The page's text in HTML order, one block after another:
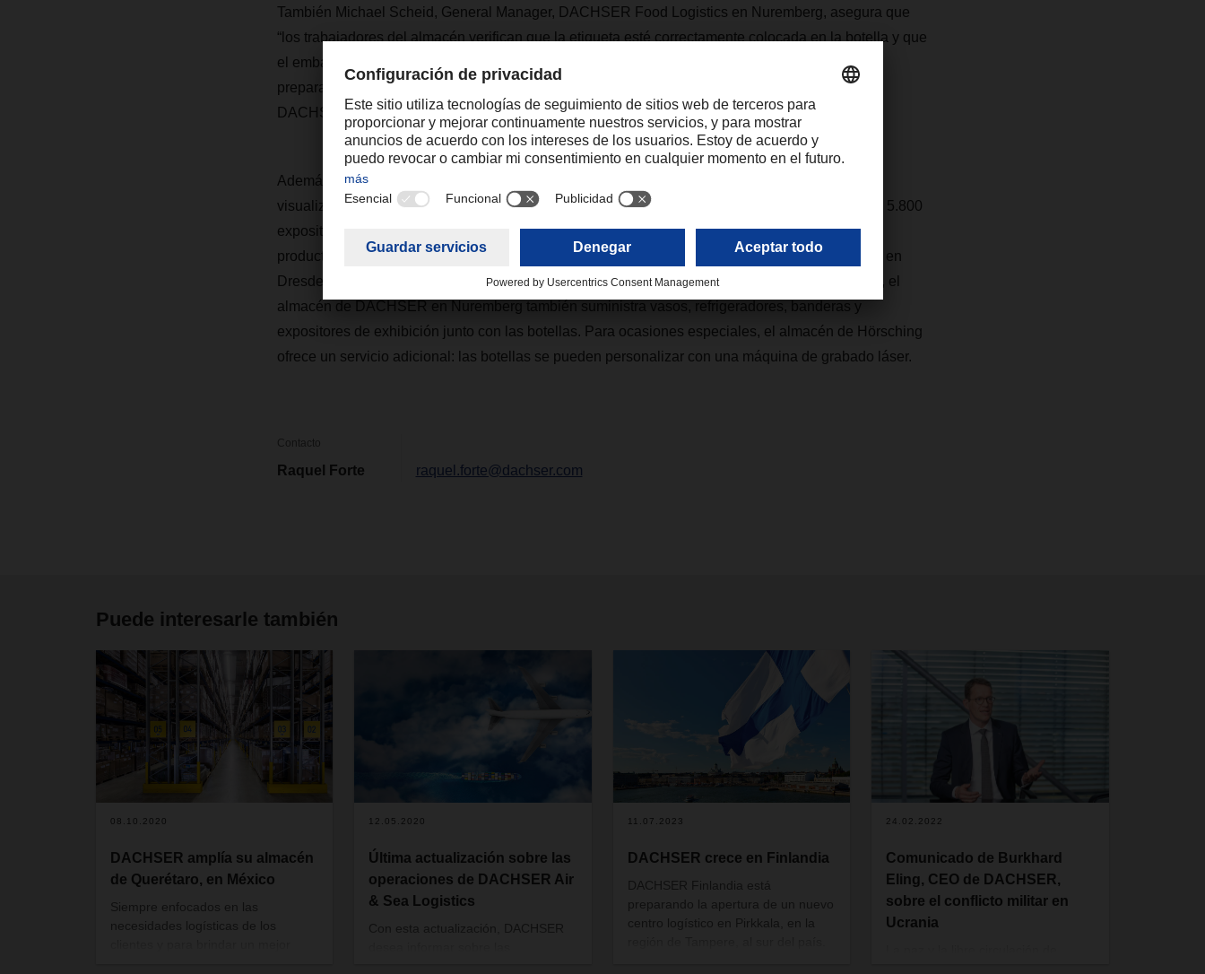
También Michael Scheid, General Manager, DACHSER Food Logistics en Nuremberg, asegura que
“los trabajadores del almacén verifican que la etiqueta esté correctamente colocada en la botella y que
el embalaje esté en perfectas condiciones”. Si todo está perfecto, los paquetes para regalo se
preparan con un mensaje personalizado y se envían a través del servicio de distribución de
DACHSER.
Además de preparar regalos individuales, DACSHER envía cualquier tipo de estructura de
visualización, como un servicio de valor añadido. En 2019, la compañía transportó alrededor de 5.800
expositores, además de material publicitario adicional a los puntos de venta más diversos. Los
productos Moët Hennessy están presentes en eventos importantes, como el Semper Opera Ball en
Dresden, el Gallery Weekend en Berlín y el Oktoberfest en Munich. Para este tipo de ocasiones, el
almacén de DACHSER en Nuremberg también suministra vasos, refrigeradores, banderas y
expositores de exhibición junto con las botellas. Para ocasiones especiales, el almacén de Hörsching
ofrece un servicio adicional: las botellas se pueden personalizar con una máquina de grabado láser.
Contacto
Raquel Forte raquel.forte@dachser.com
Puede interesarle también
08.10.2020
DACHSER amplía su almacén
de Querétaro, en México
Siempre enfocados en las
necesidades logísticas de los
12.05.2020
Última actualización sobre las
operaciones de DACHSER Air
& Sea Logistics
Con esta actualización, DACHSER
11.07.2023
DACHSER crece en Finlandia
DACHSER Finlandia está
preparando la apertura de un nuevo
centro logístico en Pirkkala, en la
24.02.2022
Comunicado de Burkhard
Eling, CEO de DACHSER,
sobre el conflicto militar en
Ucrania